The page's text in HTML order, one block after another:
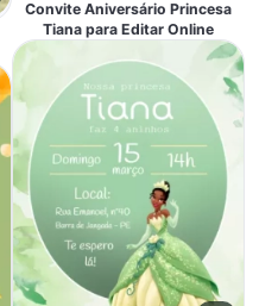
Convite Aniversário Princesa
Tiana para Editar Online